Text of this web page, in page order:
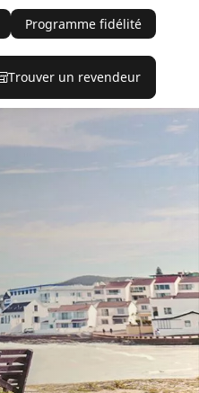
Programme fidélité
Trouver un revendeur